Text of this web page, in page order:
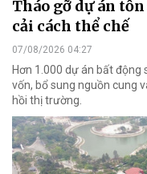
Tháo gỡ dự án
cải cách thể chế
07/08/2026 04:27
Hơn 1.000 dự án bất
vốn, bổ sung nguồn cung
hồi thị trường.